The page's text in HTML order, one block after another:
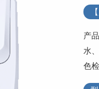
产
水
色
外